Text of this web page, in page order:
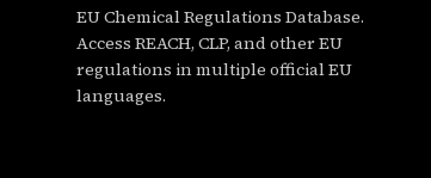
EU Chemical Regulations Database.
Access REACH, CLP, and other EU
regulations in multiple official EU
languages.